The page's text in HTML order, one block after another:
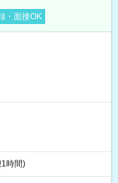
・面接OK
時間)